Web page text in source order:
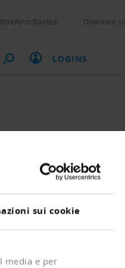
sui cookie
media e per
Basilea Diventare
LOGINS
Prozent bei den
stark sind die
Bauwesen und bei der
sich auf 20 Milliarden